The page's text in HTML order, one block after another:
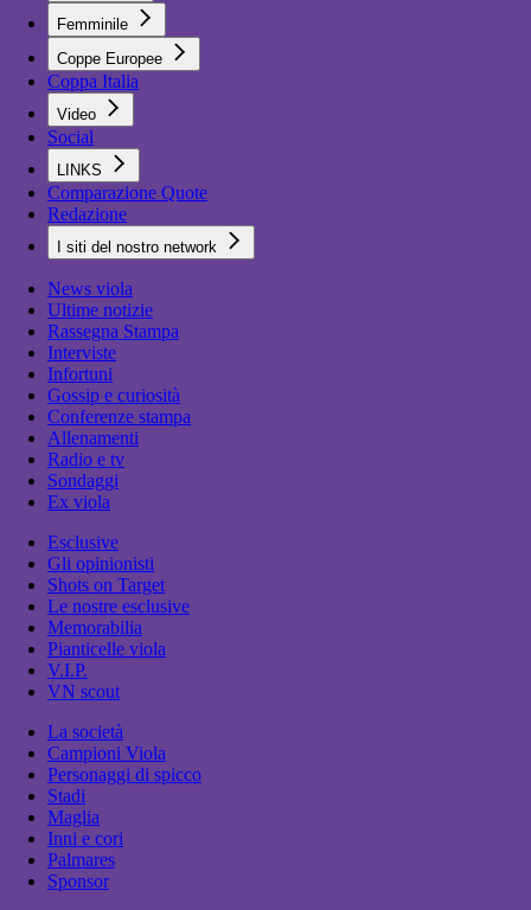
Femminile
Coppe Europee
Coppa Italia
Video
Social
LINKS
Comparazione Quote
Redazione
I siti del nostro network
News viola
Ultime notizie
Rassegna Stampa
Interviste
Infortuni
Gossip e curiosità
Conferenze stampa
Allenamenti
Radio e tv
Sondaggi
Ex viola
Esclusive
Gli opinionisti
Shots on Target
Le nostre esclusive
Memorabilia
Pianticelle viola
V.I.P.
VN scout
La società
Campioni Viola
Personaggi di spicco
Stadi
Maglia
Inni e cori
Palmares
Sponsor